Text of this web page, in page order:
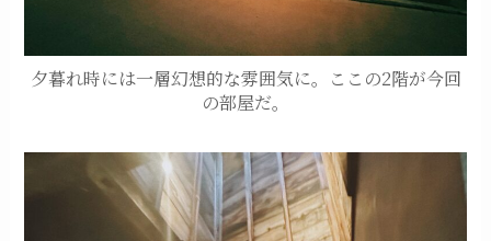
夕暮れ時には一層幻想的な雰囲気に。ここの2階が今回
の部屋だ。